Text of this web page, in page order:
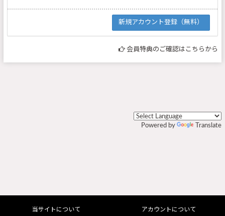
会員特典のご確認はこちらから
Powered by Translate
当サイトについて アカウントについて